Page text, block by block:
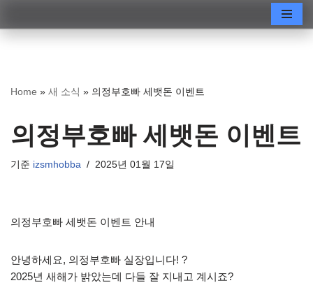
로
뛰
Home » 새 소식 » 의정부호빠 세뱃돈 이벤트
의정부호빠 세뱃돈 이벤트
기준 izsmhobba 2025년 01월 17일
의정부호빠 세뱃돈 이벤트 안내
안녕하세요, 의정부호빠 실장입니다! ?
2025년 새해가 밝았는데 다들 잘 지내고 계시죠?